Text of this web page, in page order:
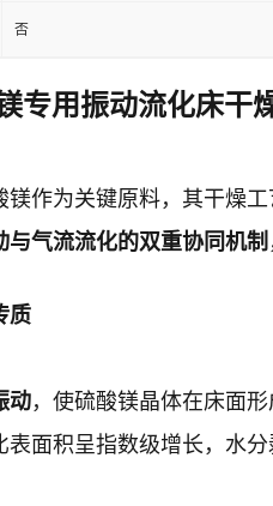
否
专用振动流化床干
作为关键原料，其干燥
与气流流化的双重协同机制
质
动，使硫酸镁晶体在床面
面积呈指数级增长，水分